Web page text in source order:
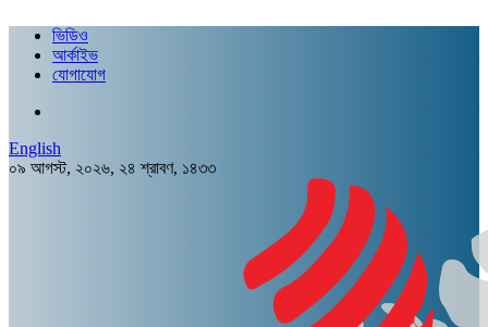
ভিডিও
আর্কাইভ
যোগাযোগ
English
০৯ আগস্ট, ২০২৬, ২৪ শ্রাবণ, ১৪৩৩